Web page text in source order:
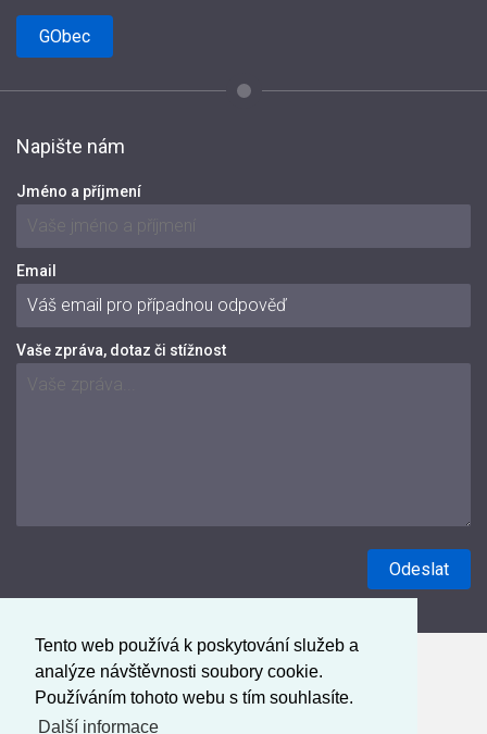
Tento web používá k poskytování služeb a
analýze návštěvnosti soubory cookie.
Používáním tohoto webu s tím souhlasíte.
Další informace
GObec
Napište nám
Jméno a příjmení
Email
Vaše zpráva, dotaz či stížnost